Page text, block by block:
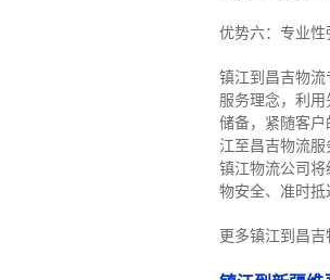
优势六：专业
镇江到昌吉物流
服务理念，利
储备，紧随客
江至昌吉物流服
镇江物流公司
物安全、准时抵
更多镇江到昌